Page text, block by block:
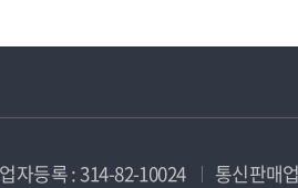
자등록 : 314-82-10024
통신판매